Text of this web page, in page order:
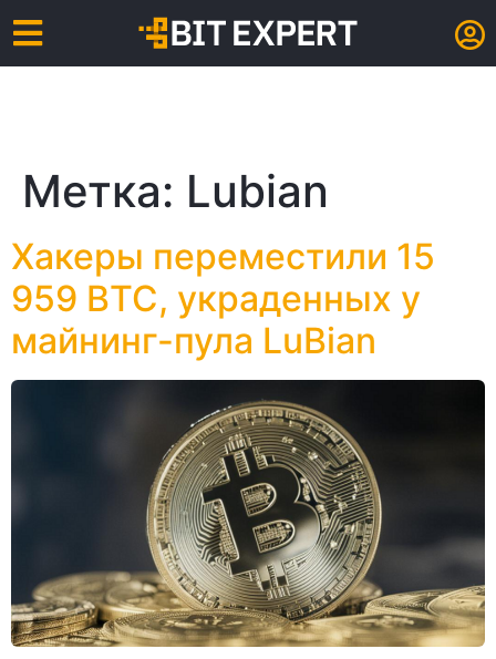
Метка: Lubian
Хакеры переместили 15
959 BTC, украденных у
майнинг-пула LuBian